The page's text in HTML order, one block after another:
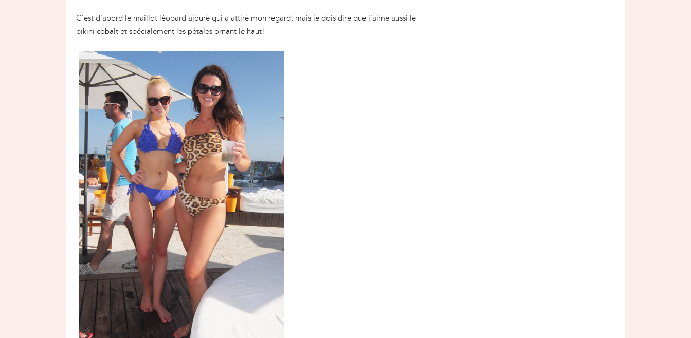
C’est d’abord le maillot léopard ajouré qui a attiré mon regard, mais je dois dire que j’aime aussi le
bikini cobalt et spécialement les pétales ornant le haut!